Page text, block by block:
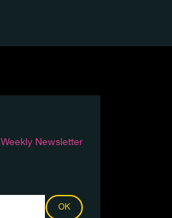
Weekly Newsletter
OK